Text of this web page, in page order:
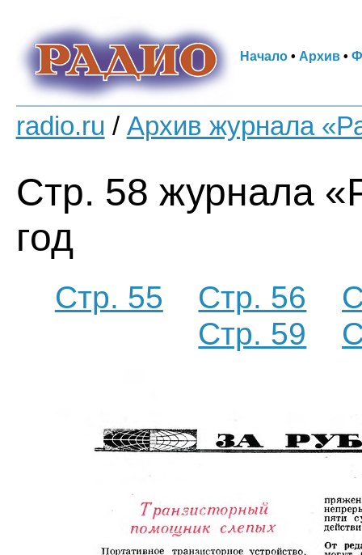
Начало• Архив•
radio.ru / Архив журнала
Стр. 58 журнала
год
Стр. 55 Стр. 56
Стр. 59